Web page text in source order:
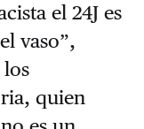
el 24J es
vaso”,
quien